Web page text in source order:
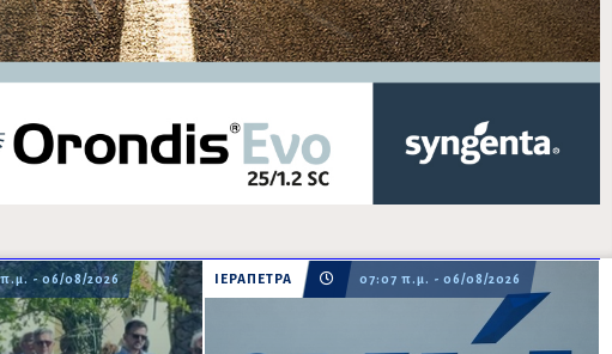
π.μ. - 06/08/2026 ΙΕΡΑΠΕΤΡΑ 07:07 π.μ. - 06/08/2026